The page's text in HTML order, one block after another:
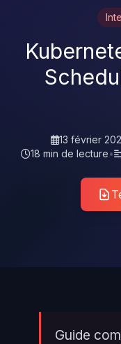
13 février
18 min de lecture•
Guide